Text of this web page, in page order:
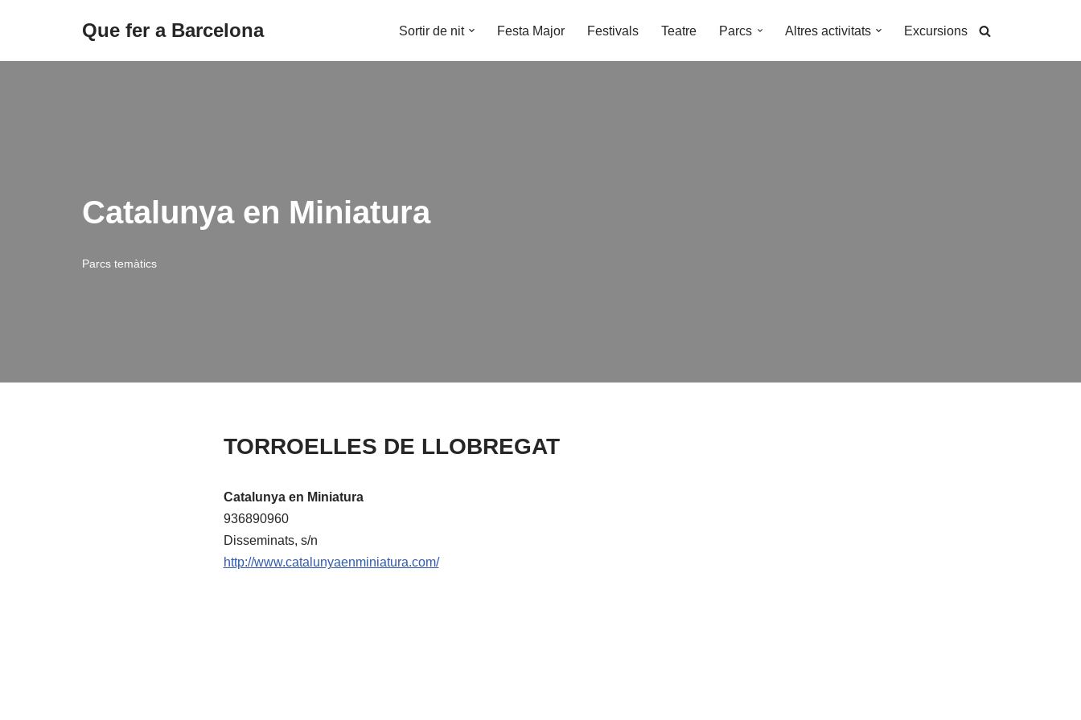
Que fer a Barcelona Sortir de nit Festa Major Festivals Teatre Parcs Altres activitats Excursions
Catalunya en Miniatura
Parcs temàtics
TORROELLES DE LLOBREGAT
Catalunya en Miniatura
936890960
Disseminats, s/n
http://www.catalunyaenminiatura.com/